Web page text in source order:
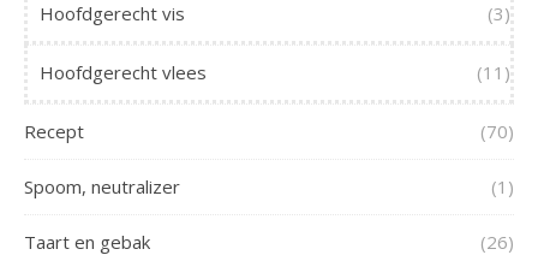
Hoofdgerecht vis (3)
Hoofdgerecht vlees (11)
Recept (70)
Spoom, neutralizer (1)
Taart en gebak (26)